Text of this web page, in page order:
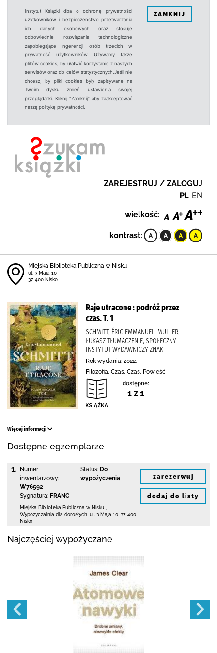
Instytut Książki dba o ochronę prywatności
użytkowników i bezpieczeństwo przetwarzania
ich danych osobowych oraz stosuje
odpowiednie rozwiązania technologiczne
zapobiegające ingerencji osób trzecich w
prywatność użytkowników. Używamy także
plików cookies, by ułatwić korzystanie z naszych
serwisów oraz do celów statystycznych.Jeśli nie
chcesz, by pliki cookies były zapisywane na
Twoim dysku zmień ustawienia swojej
przeglądarki. Kliknij "Zamknij" aby zaakceptować
naszą politykę prywatności.
ZAMKNIJ
ZAREJESTRUJ / ZALOGUJ
PL EN
wielkość:
kontrast:
Miejska Biblioteka Publiczna w Nisku
ul. 3 Maja 10
37-400 Nisko
Raje utracone : podróż przez
czas. T. 1
SCHMITT, ÉRIC-EMMANUEL, MÜLLER,
ŁUKASZ TŁUMACZENIE, SPOŁECZNY
INSTYTUT WYDAWNICZY ZNAK
Rok wydania: 2022.
Filozofia, Czas, Czas, Powieść
dostępne:
1 z 1
Więcej informacji
Dostępne egzemplarze
1.
Numer
inwentarzowy:
W76592
Sygnatura: FRANC
Status: Do
wypożyczenia
Miejska Biblioteka Publiczna w Nisku
Wypożyczalnia dla dorosłych, ul. 3 Maja 10 37-400
Nisko
zarezerwuj
dodaj do listy
Najczęściej wypożyczane